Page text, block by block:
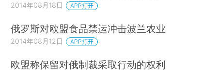
2014年08月18日 APP打开
俄罗斯对欧盟食品禁运冲击波兰农业
2014年08月12日 APP打开
欧盟称保留对俄制裁采取行动的权利